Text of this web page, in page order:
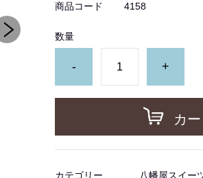
商品コード 4158
数量
- +
カ
カテゴリー 八幡屋スイー